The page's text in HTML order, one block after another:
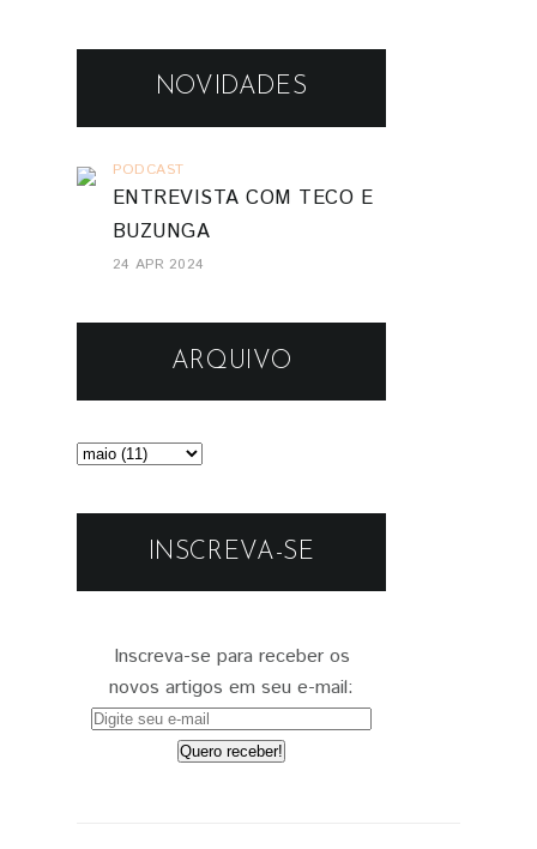
NOVIDADES
PODCAST
ENTREVISTA COM TECO E
BUZUNGA
24 APR 2024
ARQUIVO
INSCREVA-SE
Inscreva-se para receber os
novos artigos em seu e-mail: